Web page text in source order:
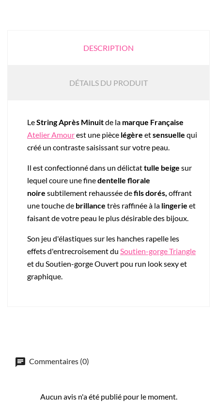
DESCRIPTION
DÉTAILS DU PRODUIT
LeString Après Minuitde la marque Française
Atelier Amourest une pièce légère etsensuelle qui
créé un contraste saisissant sur votre peau.
Il est confectionné dans un délictattulle beige sur
lequel coure une finedentelle florale
noire subtilement rehaussée defils dorés, offrant
une touche de brillance très raffinée à la lingerie et
faisant de votre peau le plus désirable des bijoux.
Son jeu d'élastiques sur les hanches rapelle les
effets d'entrecroisement du Soutien-gorge Triangle
et du Soutien-gorge Ouvert pou run look sexy et
graphique.
Commentaires (0)
Aucun avis n'a été publié pour le moment.